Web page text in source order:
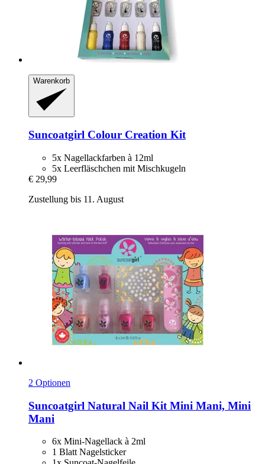
Warenkorb
Suncoatgirl Colour Creation Kit
5x Nagellackfarben à 12ml
5x Leerfläschchen mit Mischkugeln
€ 29,99
Zustellung bis 11. August
2 Optionen
Suncoatgirl Natural Nail Kit Mini Mani, Mini
Mani
6x Mini-Nagellack à 2ml
1 Blatt Nagelsticker